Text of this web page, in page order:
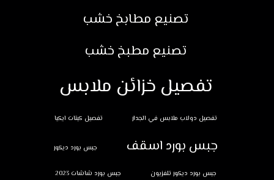
تصنيع مطابخ خشب
تصنيع مطبخ خشب
تفصيل خزائن ملابس
تفصيل دولاب ملابس في الجدار تفصيل كبتات ايكيا
جبس بورد اسقف جبس بورد ديكور
جبس بورد ديكور تلفزيون جبس بورد شاشات 2023